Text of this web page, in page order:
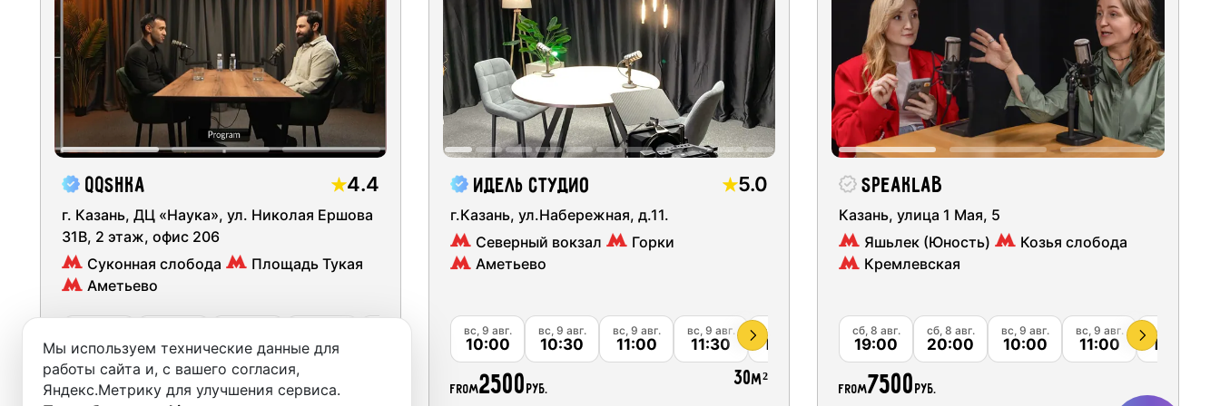
Moscow
Saint Petersburg
Novosibirsk
Yekaterinburg
Kazan
Nizhny Novgorod
Krasnodar
Sochi
Recording short videos for social networks
Rent studios
On-site podcast recording
Rent Equipment
Sound recording
Photo studios
03 05 08
10 11 12 14 15 16
17 18 19 21 22 23
26 28 29 30
31 04 05 06
Аметьево Центральная
Горки Центральная
Козья слобода(Центральная)
Кремлевская(Центральная
Северный вокзал(Центральная)
Суконная слобода( Центральная
Яшьлек (Юность)
Скидка 5%
Скидка 10%
Скидка 15%
Скидка 20%
Скидка 30%
Скидка 40%
Скидка 50%
QQSHKA 4.4
г. Казань, ДЦ «Наука», ул. Николая Ершова
31В, 2 этаж, офис 206
Суконная слобода
Площадь Тукая
Аметьево
19:00 20:00 10:00 11:00
вс, 9 авг.
from2000руб.
Идель Студио 5.0
г.Казань, ул.Набережная, д.11.
Северный вокзал
Горки
Аметьево
вс, 9 авг.
10:00
вс, 9 авг.
10:30
вс, 9 авг.
11:00
вс, 9 авг.
11:30
вс, 9 авг.
12:00
from2500руб. 30м²
SpeakLab
Казань, улица 1 Мая, 5
Яшьлек (Юность)
Козья слобода
Кремлевская
сб, 8 авг.
19:00
сб, 8 авг.
20:00
вс, 9 авг.
10:00
вс, 9 авг.
11:00
вс, 9 авг.
12:00
from7500руб.
Мы используем технические данные для
работы сайта и, с вашего согласия,
Яндекс.Метрику для улучшения сервиса.